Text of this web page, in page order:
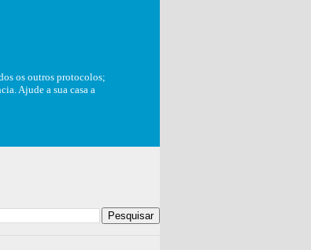
os outros protocolos;
Ajude a sua casa a